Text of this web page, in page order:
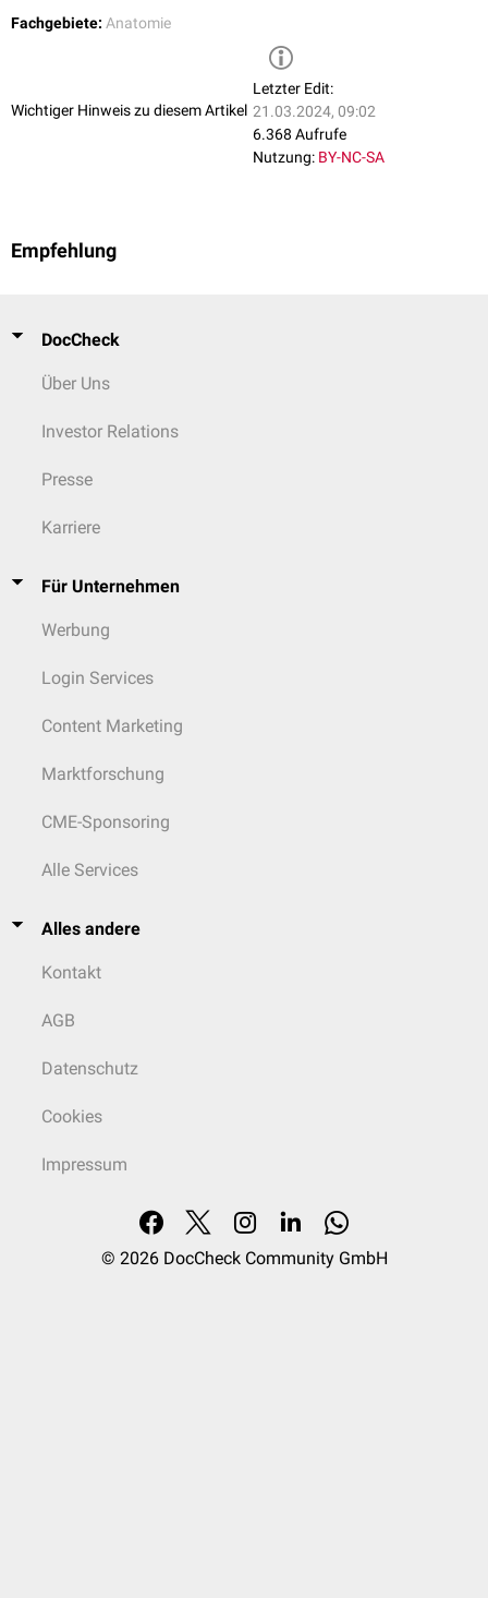
Fachgebiete: Anatomie
Wichtiger Hinweis zu diesem Artikel
Letzter Edit:
21.03.2024, 09:02
6.368 Aufrufe
Nutzung: BY-NC-SA
Empfehlung
DocCheck
Über Uns
Investor Relations
Presse
Karriere
Für Unternehmen
Werbung
Login Services
Content Marketing
Marktforschung
CME-Sponsoring
Alle Services
Alles andere
Kontakt
AGB
Datenschutz
Cookies
Impressum
© 2026 DocCheck Community GmbH